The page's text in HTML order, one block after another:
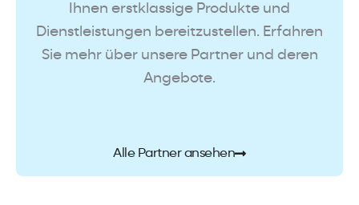
Ihnen erstklassige Produkte und
Dienstleistungen bereitzustellen. Erfahren
Sie mehr über unsere Partner und deren
Angebote.
Alle Partner ansehen